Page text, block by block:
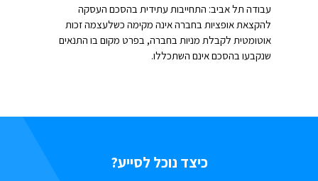
עבודה תל אביב: התחייבות עתידית בהסכם העסקה
להקצאת אופציות בחברה אינה מקימה כשלעצמה זכות
אוטומטית לקבלת מניות בחברה, בפרט מקום בו התנאים
שנקבעו בהסכם אינם השתכללו.
כיצד נוכל לסייע?